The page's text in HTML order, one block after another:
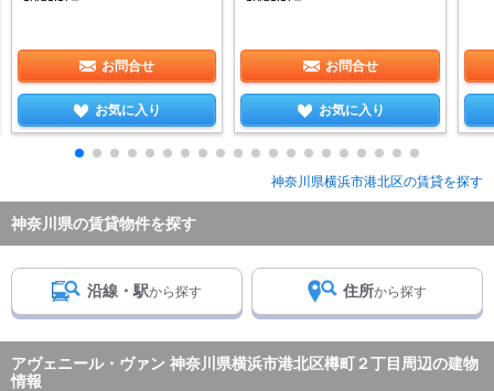
お問合せ
お気に入り
お問合せ
お気に入り
神奈川県横浜市港北区の賃貸を探す
神奈川県の賃貸物件を探す
沿線・駅から探す 住所から探す
アヴェニール・ヴァン 神奈川県横浜市港北区樽町２丁目周辺の建物
情報